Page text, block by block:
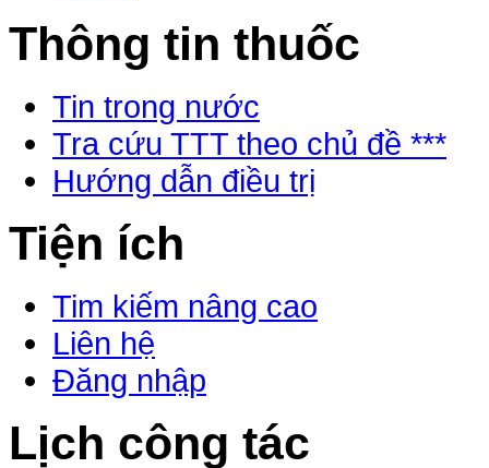
Thông tin thuốc
Tin trong nước
Tra cứu TTT theo chủ đề ***
Hướng dẫn điều trị
Tiện ích
Tim kiếm nâng cao
Liên hệ
Đăng nhập
Lịch công tác